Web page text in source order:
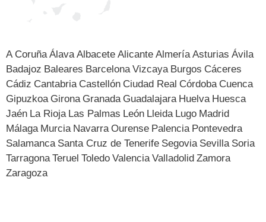
A Coruña Álava Albacete Alicante Almería Asturias Ávila
Badajoz Baleares Barcelona Vizcaya Burgos Cáceres
Cádiz Cantabria Castellón Ciudad Real Córdoba Cuenca
Gipuzkoa Girona Granada Guadalajara Huelva Huesca
Jaén La Rioja Las Palmas León Lleida Lugo Madrid
Málaga Murcia Navarra Ourense Palencia Pontevedra
Salamanca Santa Cruz de Tenerife Segovia Sevilla Soria
Tarragona Teruel Toledo Valencia Valladolid Zamora
Zaragoza